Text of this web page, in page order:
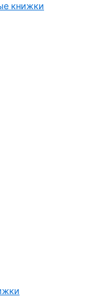
книжки